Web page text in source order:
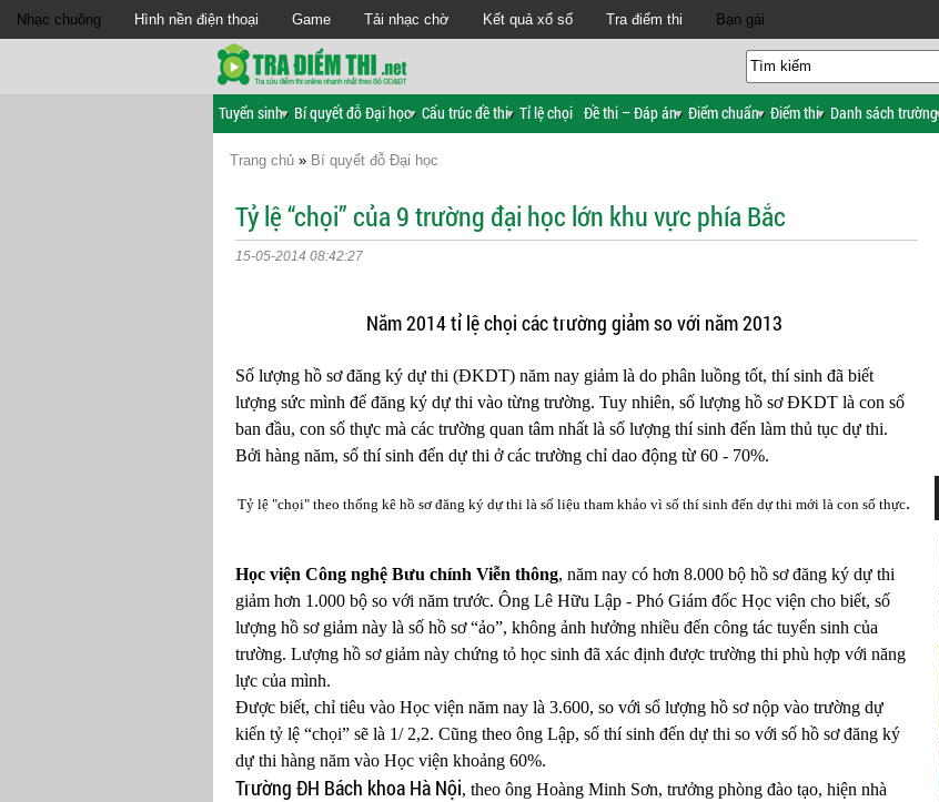
Nhạc chuông Hình nền điện thoại Game Tải nhạc chờ Kết quả xổ số Tra điểm thi Bạn gái
Tuyển sinh Bí quyết đỗ Đại học Cấu trúc đề thi Tỉ lệ chọi Đề thi – Đáp án Điểm chuẩn Điểm thi Danh sách trường
Trang chủ » Bí quyết đỗ Đại học
Tỷ lệ “chọi” của 9 trường đại học lớn khu vực phía Bắc
15-05-2014 08:42:27
Năm 2014 tỉ lệ chọi các trường giảm so với năm 2013
Số lượng hồ sơ đăng ký dự thi (ĐKDT) năm nay giảm là do phân luồng tốt, thí sinh đã biết
lượng sức mình để đăng ký dự thi vào từng trường. Tuy nhiên, số lượng hồ sơ ĐKDT là con số
ban đầu, con số thực mà các trường quan tâm nhất là số lượng thí sinh đến làm thủ tục dự thi.
Bởi hàng năm, số thí sinh đến dự thi ở các trường chỉ dao động từ 60 - 70%.
Tỷ lệ "chọi" theo thống kê hồ sơ đăng ký dự thi là số liệu tham khảo vì số thí sinh đến dự thi mới là con số thực.
Học viện Công nghệ Bưu chính Viễn thông, năm nay có hơn 8.000 bộ hồ sơ đăng ký dự thi
giảm hơn 1.000 bộ so với năm trước. Ông Lê Hữu Lập - Phó Giám đốc Học viện cho biết, số
lượng hồ sơ giảm này là số hồ sơ “ảo”, không ảnh hưởng nhiều đến công tác tuyển sinh của
trường. Lượng hồ sơ giảm này chứng tỏ học sinh đã xác định được trường thi phù hợp với năng
lực của mình.
Được biết, chỉ tiêu vào Học viện năm nay là 3.600, so với số lượng hồ sơ nộp vào trường dự
kiến tỷ lệ “chọi” sẽ là 1/ 2,2. Cũng theo ông Lập, số thí sinh đến dự thi so với số hồ sơ đăng ký
dự thi hàng năm vào Học viện khoảng 60%.
Trường ĐH Bách khoa Hà Nội, theo ông Hoàng Minh Sơn, trưởng phòng đào tạo, hiện nhà